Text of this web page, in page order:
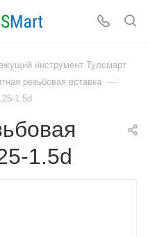
инструмент Тулсмарт
резьбовая вставка —
1.5d
1.5d